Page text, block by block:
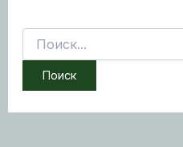
Поиск: